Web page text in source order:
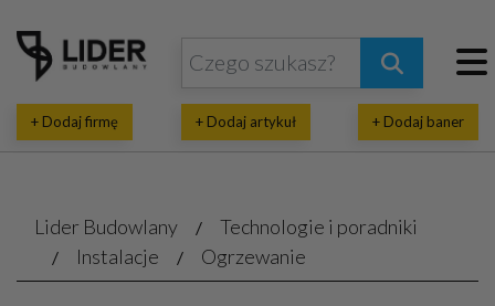
+ Dodaj firmę + Dodaj artykuł + Dodaj baner
Lider Budowlany
Technologie i poradniki
Instalacje
Ogrzewanie